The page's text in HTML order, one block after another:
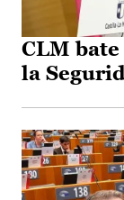
CLM
la